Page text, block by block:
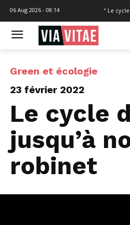
06 Aug 2026 - 08:14 " Le
Green et écologie
23 février 2022
Le cycle
jusqu’à
robinet